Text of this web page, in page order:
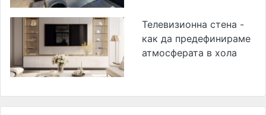
Телевизионна стена -
как да предефинираме
атмосферата в хола